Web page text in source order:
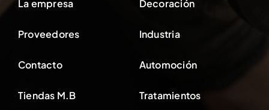
La empresa
Proveedores
Contacto
Tiendas M.B
Decoración
Industria
Automoción
Tratamientos